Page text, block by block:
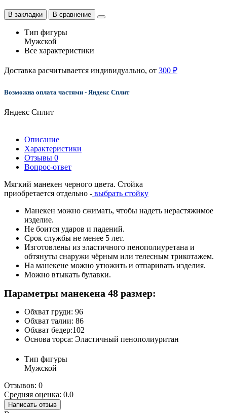
В закладки В сравнение
Тип фигуры
Мужской
Все характеристики
Доставка расчитывается индивидуально, от 300 ₽
Возможна оплата частями - Яндекс Сплит
Яндекс Сплит
Описание
Характеристики
Отзывы 0
Вопрос-ответ
Мягкий манекен черного цвета. Стойка
приобретается отдельно - выбрать стойку
Манекен можно сжимать, чтобы надеть нерастяжимое
изделие.
Не боится ударов и падений.
Срок службы не менее 5 лет.
Изготовлены из эластичного пенополиуретана и
обтянуты снаружи чёрным или телесным трикотажем.
На манекене можно утюжить и отпаривать изделия.
Можно втыкать булавки.
Параметры манекена 48 размер:
Обхват груди: 96
Обхват талии: 86
Обхват бедер:102
Основа торса: Эластичный пенополиуритан
Тип фигуры
Мужской
Отзывов: 0
Средняя оценка: 0.0
Написать отзыв